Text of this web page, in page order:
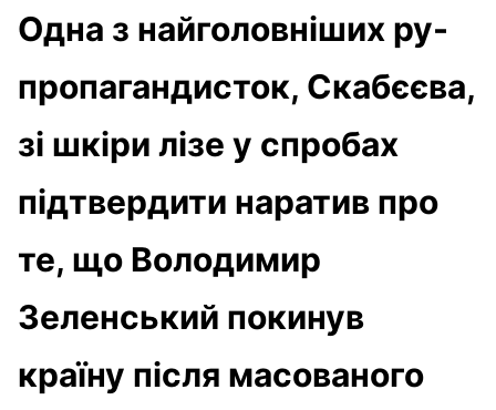
Одна з найголовніших ру-
пропагандисток, Скабєєва,
зі шкіри лізе у спробах
підтвердити наратив про
те, що Володимир
Зеленський покинув
країну після масованого